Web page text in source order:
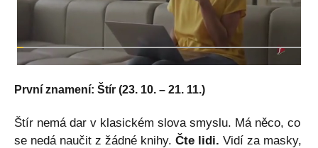
První znamení: Štír (23. 10. – 21. 11.)
Štír nemá dar v klasickém slova smyslu. Má něco, co
se nedá naučit z žádné knihy. Čte lidi. Vidí za masky,